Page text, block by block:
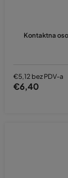
Kontaktna
€5,12 bez PDV-a
€6,40